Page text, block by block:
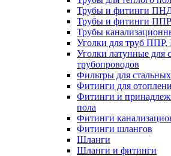
Трубы и фитинги
Трубы и фитинги ППР
Трубы
Уголки для труб ППР,
Уголки латунные для
трубопроводов
Фильтры для
Фитинги для
Фитинги и
пола
Фитинги
Фитинги шлангов
Шланги
Шланги и фитинги